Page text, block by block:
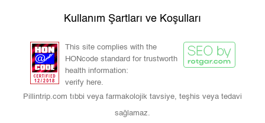
Kullanım Şartları ve Koşulları
This site complies with the
HONcode standard for trustworth
health information:
verify here.
Pillintrip.com tıbbi veya farmakolojik tavsiye, teşhis veya tedavi
sağlamaz.